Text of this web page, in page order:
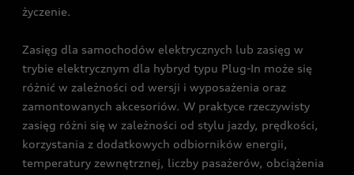
życzenie.
Zasięg dla samochodów elektrycznych lub zasięg w
trybie elektrycznym dla hybryd typu Plug-In może się
różnić w zależności od wersji i wyposażenia oraz
zamontowanych akcesoriów. W praktyce rzeczywisty
zasięg różni się w zależności od stylu jazdy, prędkości,
korzystania z dodatkowych odbiorników energii,
temperatury zewnętrznej, liczby pasażerów, obciążenia